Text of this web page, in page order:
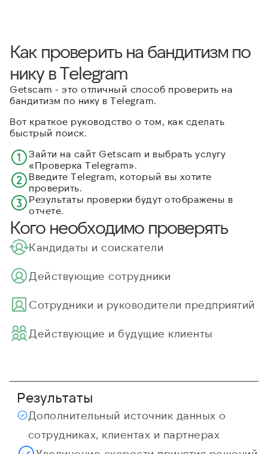
Как проверить на бандитизм по
нику в Telegram
Getscam - это отличный способ проверить на
бандитизм по нику в Telegram.
Вот краткое руководство о том, как сделать
быстрый поиск.
Зайти на сайт Getscam и выбрать услугу
«Проверка Telegram».
Введите Telegram, который вы хотите
проверить.
Результаты проверки будут отображены в
отчете.
Кого необходимо проверять
Кандидаты и соискатели
Действующие сотрудники
Cотрудники и руководители предприятий
Действующие и будущие клиенты
Результаты
Дополнительный источник данных о
сотрудниках, клиентах и партнерах